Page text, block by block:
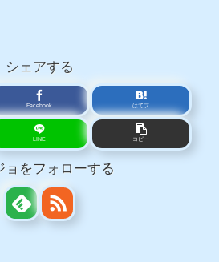
シェアする
Facebook はてブ
LINE コピー
ョをフォローする